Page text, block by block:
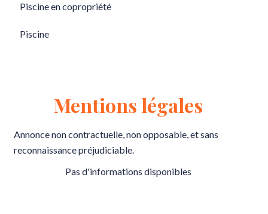
Piscine en copropriété
Piscine
Mentions légales
Annonce non contractuelle, non opposable, et sans
reconnaissance préjudiciable.
Pas d'informations disponibles